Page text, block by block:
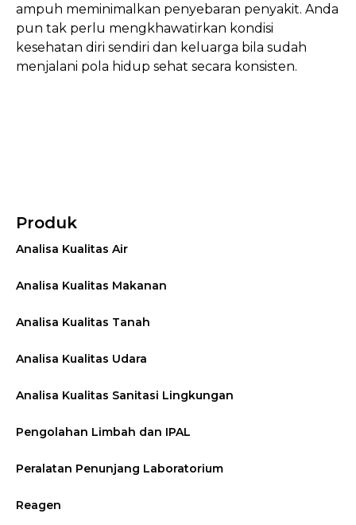
ampuh meminimalkan penyebaran penyakit. Anda
pun tak perlu mengkhawatirkan kondisi
kesehatan diri sendiri dan keluarga bila sudah
menjalani pola hidup sehat secara konsisten.
Produk
Analisa Kualitas Air
Analisa Kualitas Makanan
Analisa Kualitas Tanah
Analisa Kualitas Udara
Analisa Kualitas Sanitasi Lingkungan
Pengolahan Limbah dan IPAL
Peralatan Penunjang Laboratorium
Reagen